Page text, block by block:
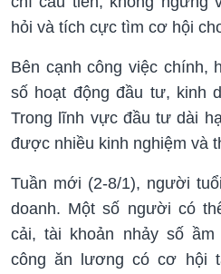
hỏi và tích cực tìm cơ hội
Bên cạnh công việc chính,
số hoạt động đầu tư, kinh
Trong lĩnh vực đầu tư dài
được nhiều kinh nghiệm và
Tuần mới (2-8/1), người
doanh. Một số người có
cải, tài khoản nhảy số
công ăn lương có cơ hội